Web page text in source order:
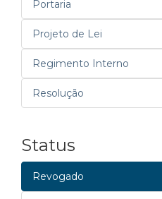
Portaria
Projeto de Lei
Regimento Interno
Resolução
Status
Revogado